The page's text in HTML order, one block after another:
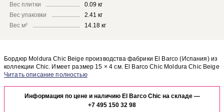
Вес плитки
0.09 кг
Вес упаковки
2.41 кг
Вес м²
14.18 кг
Бордюр Moldura Chic Beige производства фабрики El Barco (Испания) из
коллекции Chic. Имеет размер 15 × 4 см. El Barco Chic Moldura Chic Beige
отлично сочетается с другими элементами коллекции Chic.
отделке Вашего помещения, закажите бесплатный дизайн-проект с
использованием элементов коллекции El Barco Chic.
Информация по цене и наличию El Barco Chic на складе —
+7 495 150 32 98